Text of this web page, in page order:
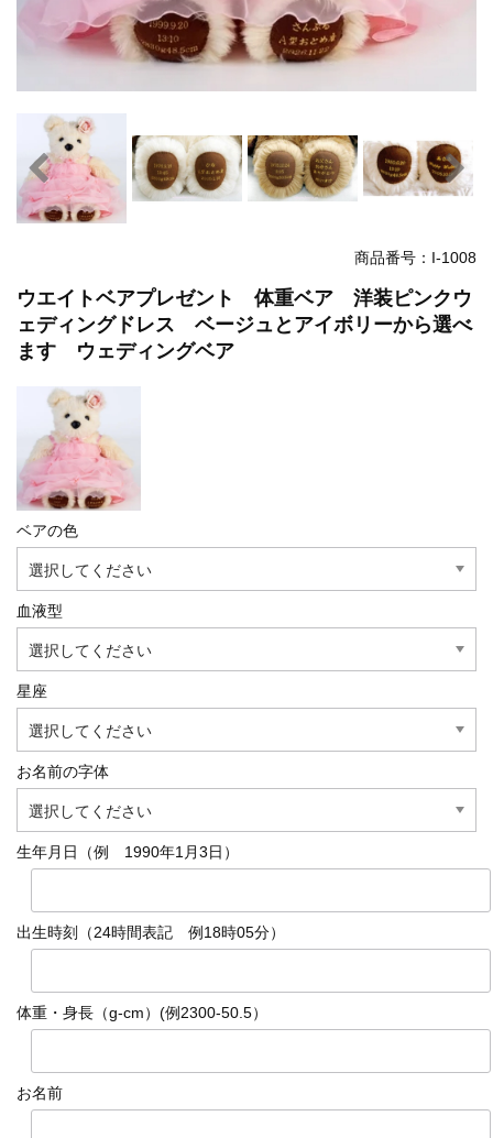
商品番号：I-1008
ウエイトベアプレゼント 体重ベア 洋装ピンクウ
ェディングドレス ベージュとアイボリーから選べ
ます ウェディングベア
ベアの色
血液型
星座
お名前の字体
生年月日（例 1990年1月3日）
出生時刻（24時間表記 例18時05分）
体重・身長（g-cm）(例2300-50.5）
お名前